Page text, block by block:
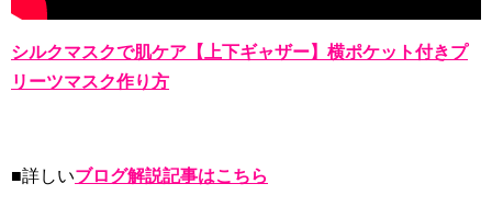
シルクマスクで肌ケア【上下ギャザー】横ポケット付きプ
リーツマスク作り方
■詳しいブログ解説記事はこちら